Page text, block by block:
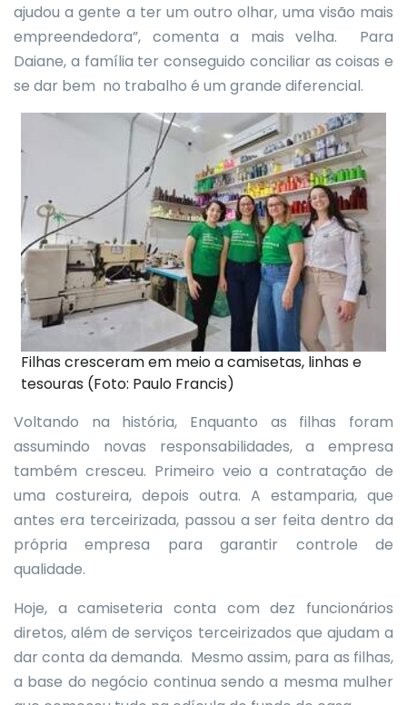
ajudou a gente a ter um outro olhar, uma visão mais
empreendedora”, comenta a mais velha. Para
Daiane, a família ter conseguido conciliar as coisas e
se dar bem no trabalho é um grande diferencial.
Filhas cresceram em meio a camisetas, linhas e
tesouras (Foto: Paulo Francis)
Voltando na história, Enquanto as filhas foram
assumindo novas responsabilidades, a empresa
também cresceu. Primeiro veio a contratação de
uma costureira, depois outra. A estamparia, que
antes era terceirizada, passou a ser feita dentro da
própria empresa para garantir controle de
qualidade.
Hoje, a camiseteria conta com dez funcionários
diretos, além de serviços terceirizados que ajudam a
dar conta da demanda. Mesmo assim, para as filhas,
a base do negócio continua sendo a mesma mulher